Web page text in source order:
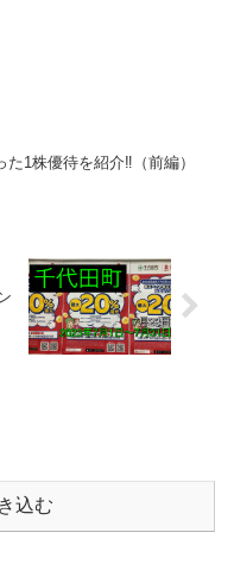
た1株優待を紹介‼️（前編）
込む